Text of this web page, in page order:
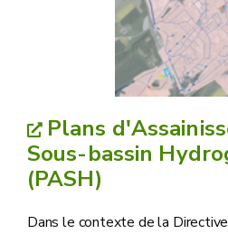
Plans
Sous-bassin
(PASH)
Dans le contexte de la